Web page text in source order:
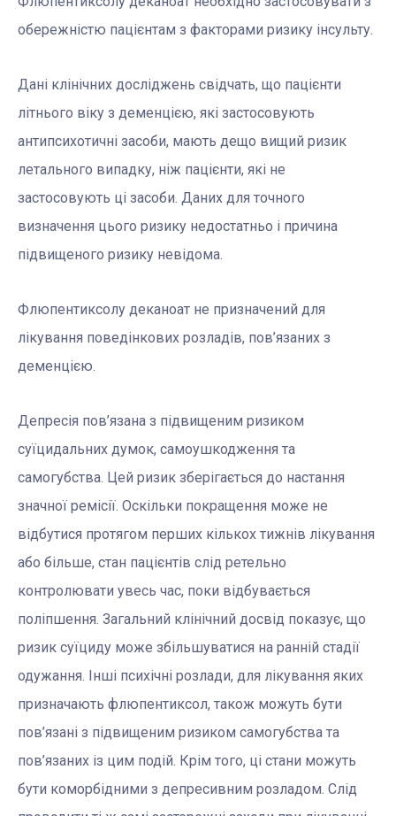
обережністю пацієнтам з факторами ризику інсульту.
Дані клінічних досліджень свідчать, що пацієнти
літнього віку з деменцією, які застосовують
антипсихотичні засоби, мають дещо вищий ризик
летального випадку, ніж пацієнти, які не
застосовують ці засоби. Даних для точного
визначення цього ризику недостатньо і причина
підвищеного ризику невідома.
Флюпентиксолу деканоат не призначений для
лікування поведінкових розладів, пов’язаних з
деменцією.
Депресія пов’язана з підвищеним ризиком
суїцидальних думок, самоушкодження та
самогубства. Цей ризик зберігається до настання
значної ремісії. Оскільки покращення може не
відбутися протягом перших кількох тижнів лікування
або більше, стан пацієнтів слід ретельно
контролювати увесь час, поки відбувається
поліпшення. Загальний клінічний досвід показує, що
ризик суїциду може збільшуватися на ранній стадії
одужання. Інші психічні розлади, для лікування яких
призначають флюпентиксол, також можуть бути
пов’язані з підвищеним ризиком самогубства та
пов’язаних із цим подій. Крім того, ці стани можуть
бути коморбідними з депресивним розладом. Слід